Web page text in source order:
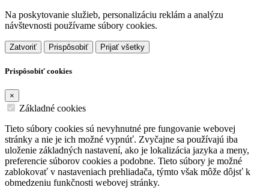
Na poskytovanie služieb, personalizáciu reklám a analýzu
návštevnosti používame súbory cookies.
Zatvoriť Prispôsobiť Prijať všetky
Prispôsobiť cookies
×
Základné cookies
Tieto súbory cookies sú nevyhnutné pre fungovanie webovej
stránky a nie je ich možné vypnúť. Zvyčajne sa používajú iba
uloženie základných nastavení, ako je lokalizácia jazyka a meny,
preferencie súborov cookies a podobne. Tieto súbory je možné
zablokovať v nastaveniach prehliadača, týmto však môže dôjsť k
obmedzeniu funkčnosti webovej stránky.